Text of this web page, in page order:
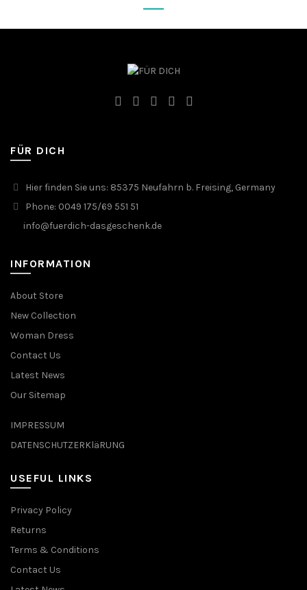
FÜR DICH
Hier finden Sie uns: 85375 Neufahrn b. Freising, Germany
Phone: 0049 175/69 551 51
info@fuerdich-dasgeschenk.de
INFORMATION
About Store
New Collection
Woman Dress
Contact Us
Latest News
Our Sitemap
IMPRESSUM
DATENSCHUTZERKläRUNG
USEFUL LINKS
Privacy Policy
Returns
Terms & Conditions
Contact Us